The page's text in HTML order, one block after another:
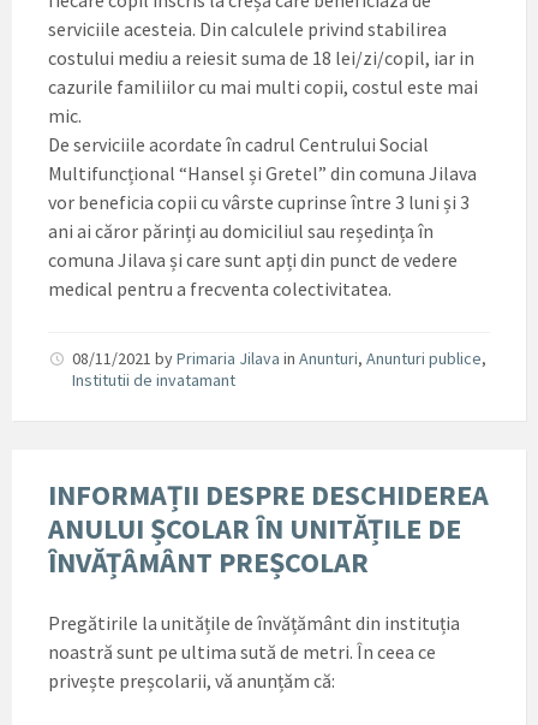
serviciile acesteia. Din calculele privind stabilirea
costului mediu a reiesit suma de 18 lei/zi/copil, iar in
cazurile familiilor cu mai multi copii, costul este mai
mic.
De serviciile acordate în cadrul Centrului Social
Multifuncțional “Hansel și Gretel” din comuna Jilava
vor beneficia copii cu vârste cuprinse între 3 luni și 3
ani ai căror părinți au domiciliul sau reședința în
comuna Jilava și care sunt apți din punct de vedere
medical pentru a frecventa colectivitatea.
08/11/2021 byPrimaria Jilava in Anunturi, Anunturi publice,
Institutii de invatamant
INFORMAȚII DESPRE DESCHIDEREA
ANULUI ȘCOLAR ÎN UNITĂȚILE DE
ÎNVĂȚÂMÂNT PREȘCOLAR
Pregătirile la unitățile de învățământ din instituția
noastră sunt pe ultima sută de metri. În ceea ce
privește preșcolarii, vă anunțăm că: